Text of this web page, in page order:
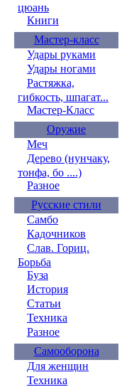
цюань
Книги
Мастер-класс
Удары руками
Удары ногами
Растяжка,
гибкость, шпагат...
Мастер-Класс
Оружие
Меч
Дерево (нунчаку,
тонфа, бо ....)
Разное
Русские стили
Самбо
Кадочников
Слав. Гориц.
Борьба
Буза
История
Статьи
Техника
Разное
Самооборона
Для женщин
Техника